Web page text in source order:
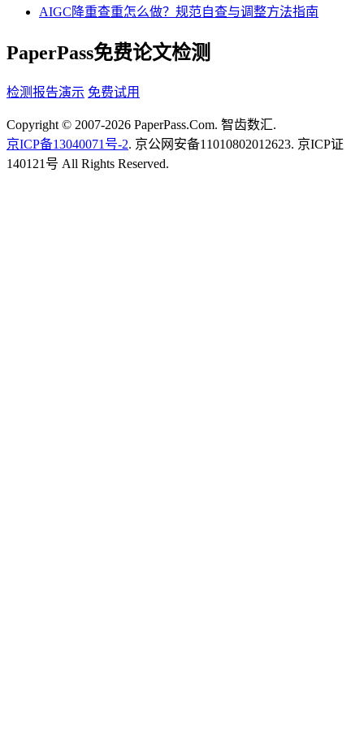
AIGC降重查重怎么做？规范自查与调整方法指南
PaperPass免费论文检测
检测报告演示 免费试用
Copyright © 2007-2026 PaperPass.Com. 智齿数汇.
京ICP备13040071号-2. 京公网安备11010802012623. 京ICP证
140121号 All Rights Reserved.